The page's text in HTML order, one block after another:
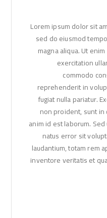
Lorem ipsum dolor sit
sed do eiusmod
magna aliqua. Ut
exercitation
commodo
reprehenderit in
fugiat nulla pariatur.
non proident, sunt
anim id est laborum.
natus error sit
laudantium, totam rem
inventore veritatis et